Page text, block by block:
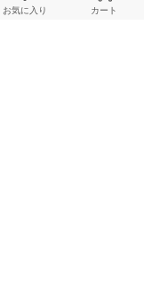
お気に入り カート